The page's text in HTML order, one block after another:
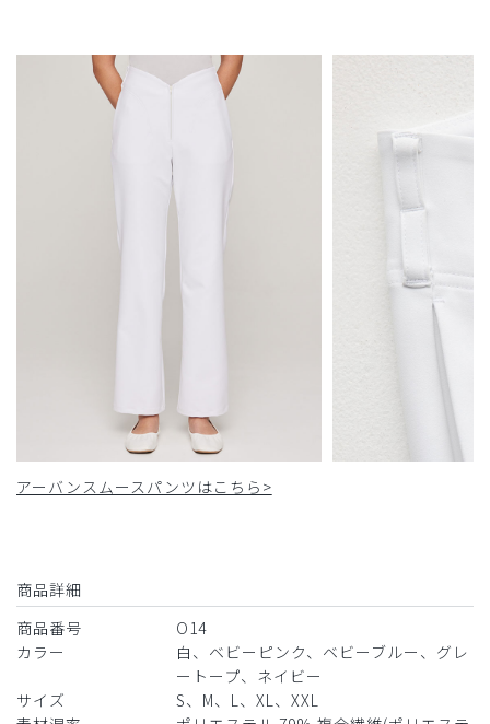
アーバンスムースパンツはこちら>
商品詳細
商品番号
O14
カラー
白、ベビーピンク、ベビーブルー、グレ
ートープ、ネイビー
サイズ
S、M、L、XL、XXL